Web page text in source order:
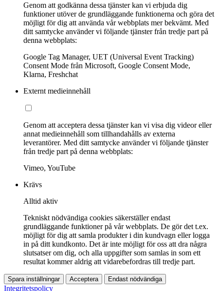
Genom att godkänna dessa tjänster kan vi erbjuda dig
funktioner utöver de grundläggande funktionerna och göra det
möjligt för dig att använda vår webbplats mer bekvämt. Med
ditt samtycke använder vi följande tjänster från tredje part på
denna webbplats:
Google Tag Manager, UET (Universal Event Tracking)
Consent Mode från Microsoft, Google Consent Mode,
Klarna, Freshchat
Externt medieinnehåll
Genom att acceptera dessa tjänster kan vi visa dig videor eller
annat medieinnehåll som tillhandahålls av externa
leverantörer. Med ditt samtycke använder vi följande tjänster
från tredje part på denna webbplats:
Vimeo, YouTube
Krävs
Alltid aktiv
Tekniskt nödvändiga cookies säkerställer endast
grundläggande funktioner på vår webbplats. De gör det t.ex.
möjligt för dig att samla produkter i din kundvagn eller logga
in på ditt kundkonto. Det är inte möjligt för oss att dra några
slutsatser om dig, och alla uppgifter som samlas in som ett
resultat kommer aldrig att vidarebefordras till tredje part.
Spara inställningar Acceptera Endast nödvändiga
Integritetspolicy